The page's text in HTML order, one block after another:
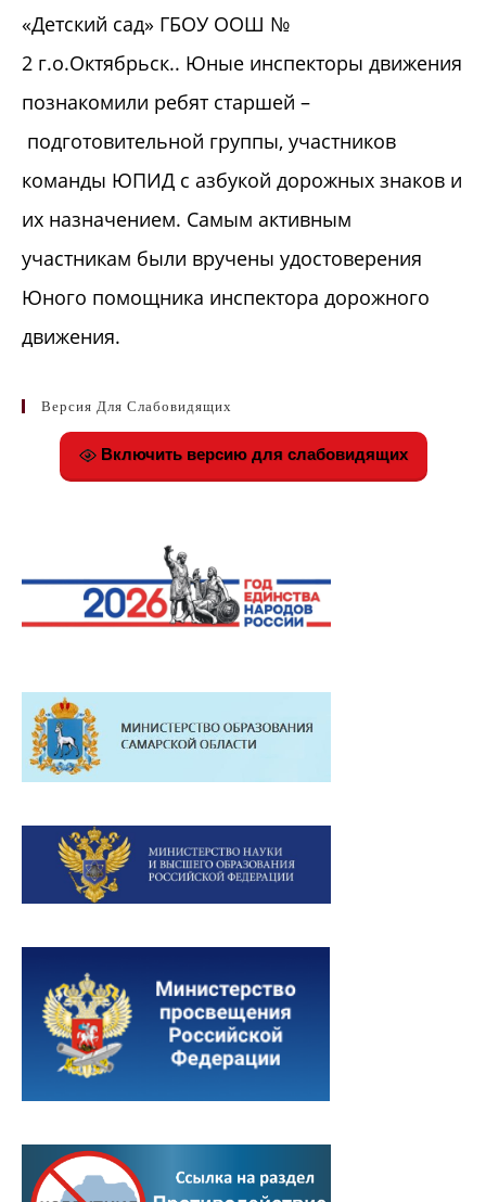
«Детский сад» ГБОУ ООШ №
2 г.о.Октябрьск.. Юные инспекторы движения
познакомили ребят старшей –
подготовительной группы, участников
команды ЮПИД с азбукой дорожных знаков и
их назначением. Самым активным
участникам были вручены удостоверения
Юного помощника инспектора дорожного
движения.
Версия Для Слабовидящих
Включить версию для слабовидящих